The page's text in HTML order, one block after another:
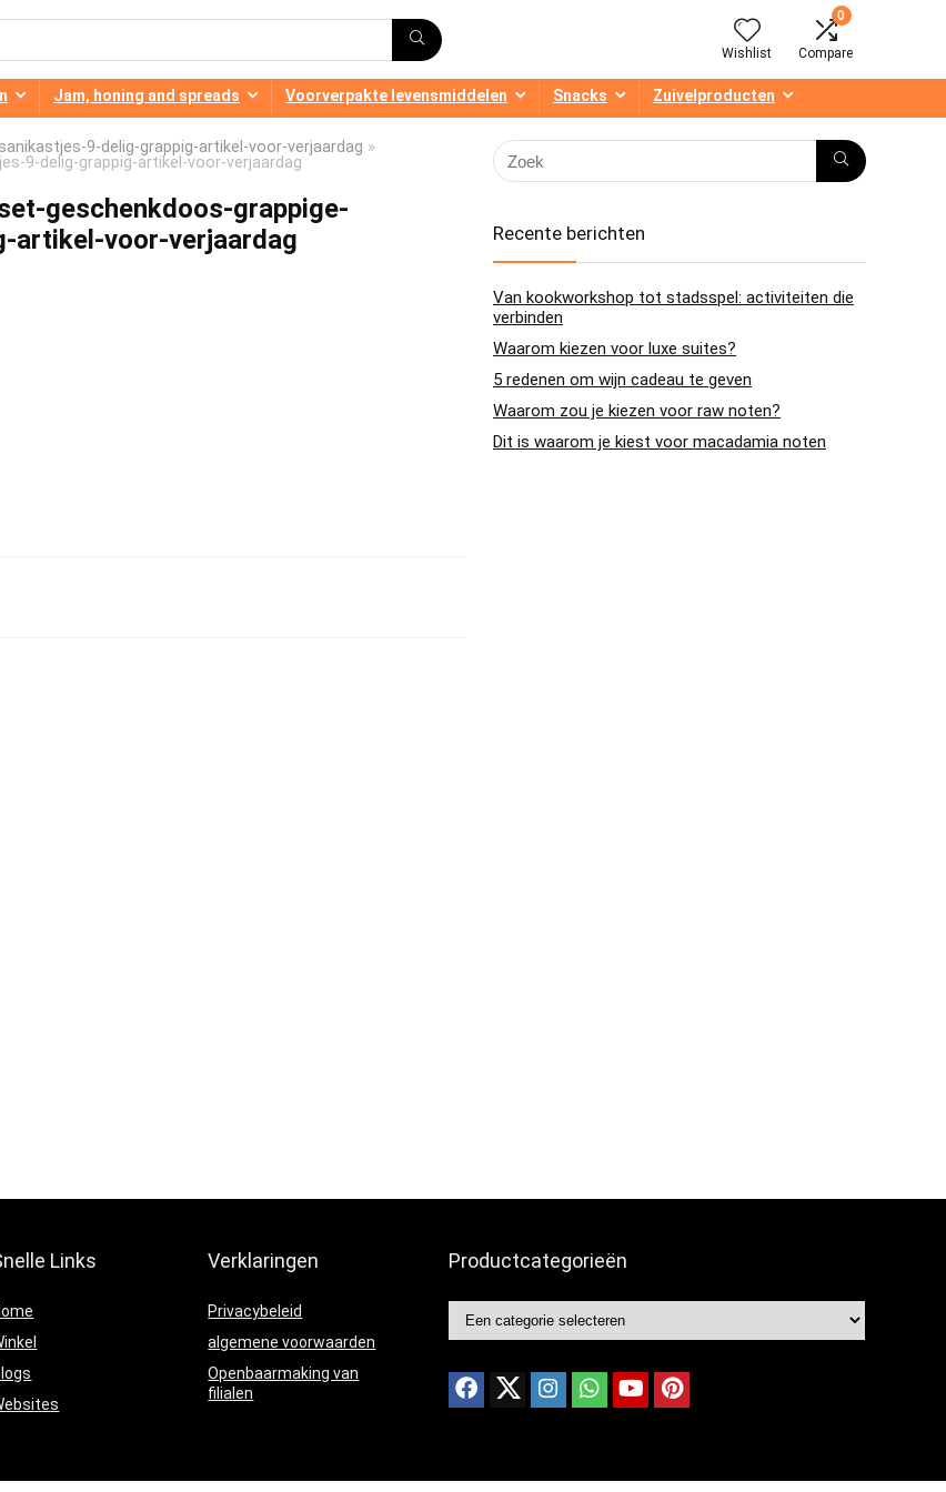
Wishlist
0
Compare
Jam, honing and spreads Voorverpakte levensmiddelen Snacks Zuivelproducten
9-delig-grappig-artikel-voor-verjaardag »
9-delig-grappig-artikel-voor-verjaardag
geschenkdoos-grappige-
artikel-voor-verjaardag
Recente berichten
Van kookworkshop tot stadsspel: activiteiten die
verbinden
Waarom kiezen voor luxe suites?
5 redenen om wijn cadeau te geven
Waarom zou je kiezen voor raw noten?
Dit is waarom je kiest voor macadamia noten
Links Verklaringen
Privacybeleid
algemene voorwaarden
Openbaarmaking van
filialen
Productcategorieën